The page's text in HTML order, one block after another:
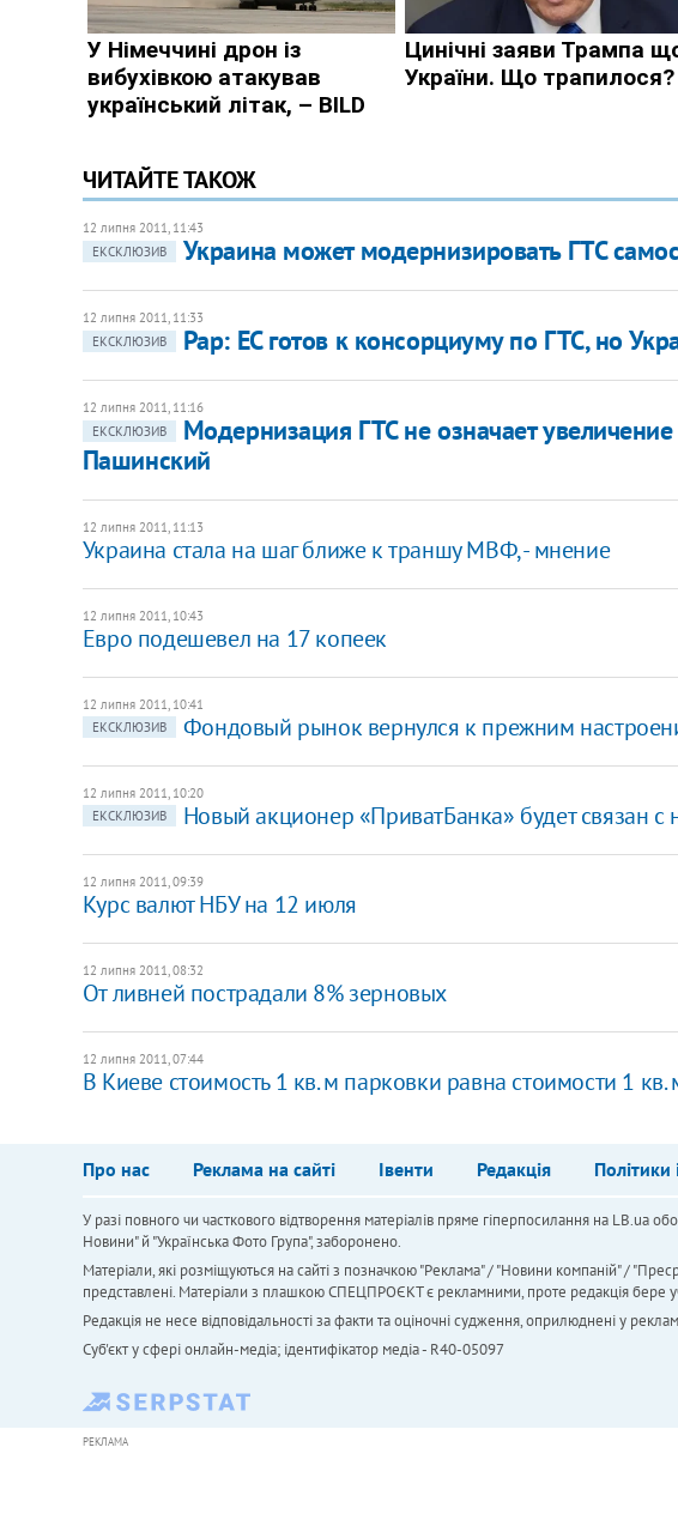
ЧИТАЙТЕ ТАКОЖ
12 липня 2011, 11:43
ЕКСКЛЮЗИВ
Украина может модернизировать ГТС
12 липня 2011, 11:33
ЕКСКЛЮЗИВ
Рар: ЕС готов к консорциуму по ГТС, но
12 липня 2011, 11:16
ЕКСКЛЮЗИВ
Модернизация ГТС не означает
Пашинский
12 липня 2011, 11:13
Украина стала на шаг ближе к траншу МВФ, - мнение
12 липня 2011, 10:43
Евро подешевел на 17 копеек
12 липня 2011, 10:41
ЕКСКЛЮЗИВ
Фондовый рынок вернулся к прежним
12 липня 2011, 10:20
ЕКСКЛЮЗИВ
Новый акционер «ПриватБанка» будет связан
12 липня 2011, 09:39
Курс валют НБУ на 12 июля
12 липня 2011, 08:32
От ливней пострадали 8% зерновых
12 липня 2011, 07:44
В Киеве стоимость 1 кв. м парковки равна стоимости 1 кв.
Про нас Реклама на сайті Івенти Редакція Політики
У разі повного чи часткового відтворення матеріалів пряме гіперпосилання на LB.ua
Новини" й "Українська Фото Група", заборонено.
Матеріали, які розміщуються на сайті з позначкою "Реклама" / "Новини компаній" /
представлені. Матеріали з плашкою СПЕЦПРОЄКТ є рекламними, проте редакція бере
Редакція не несе відповідальності за факти та оціночні судження, оприлюднені у
Cуб'єкт у сфері онлайн-медіа; ідентифікатор медіа - R40-05097
РЕКЛАМА